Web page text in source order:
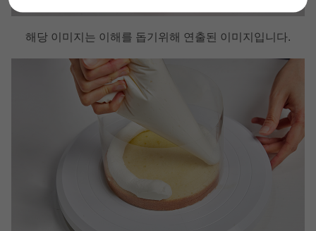
해당 이미지는 이해를 돕기위해 연출된 이미지입니다.